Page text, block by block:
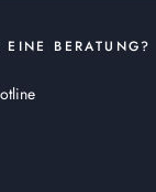
BERATUNG?